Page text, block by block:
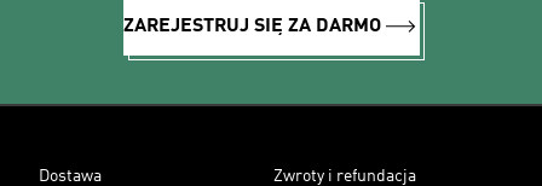
ZAREJESTRUJ SIĘ ZA DARMO
Dostawa Zwroty i refundacja